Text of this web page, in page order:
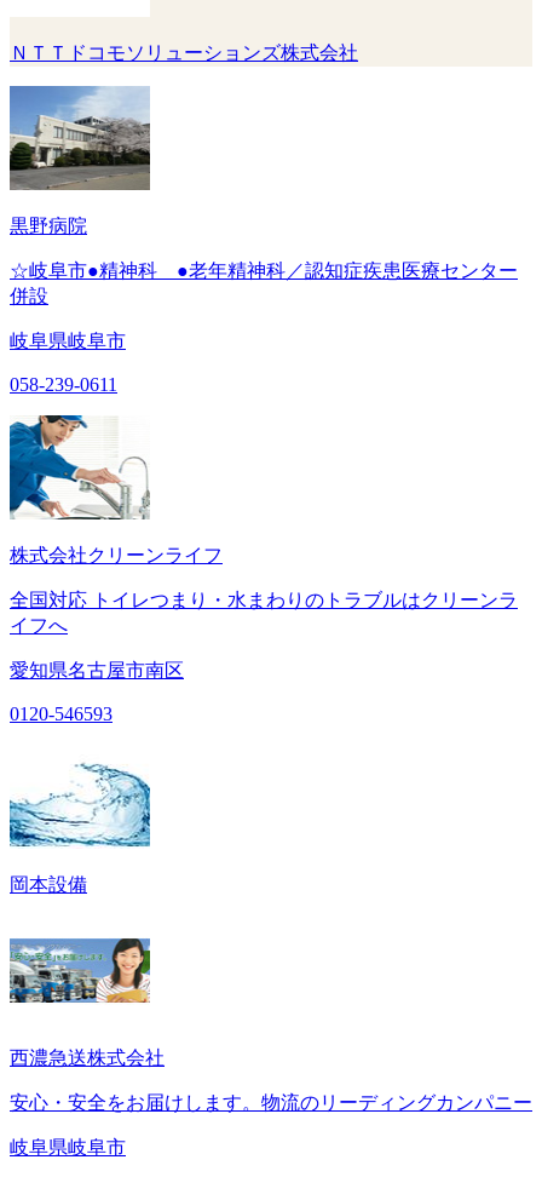
ＮＴＴドコモソリューションズ株式会社
黒野病院
☆岐阜市●精神科 ●老年精神科／認知症疾患医療センター
併設
岐阜県岐阜市
058-239-0611
株式会社クリーンライフ
全国対応 トイレつまり・水まわりのトラブルはクリーンラ
イフへ
愛知県名古屋市南区
0120-546593
岡本設備
西濃急送株式会社
安心・安全をお届けします。物流のリーディングカンパニー
岐阜県岐阜市